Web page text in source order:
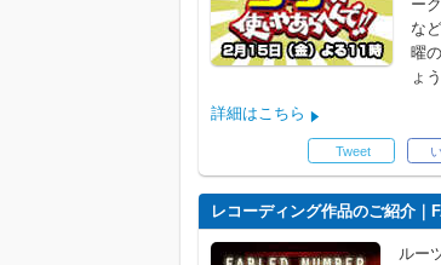
ー
な
曜
ょ
詳細はこちら
Tweet
レコーディング作品のご紹介｜
ルー